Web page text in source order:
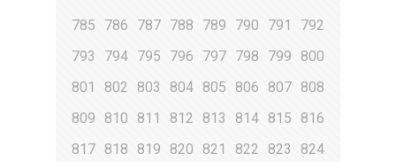
785
786 787 788 789 790 791
792
793
794 795 796 797 798 799
800
801
802 803 804 805 806 807 808
809
810 811 812 813 814 815
816
817 818 819 820 821 822 823
824